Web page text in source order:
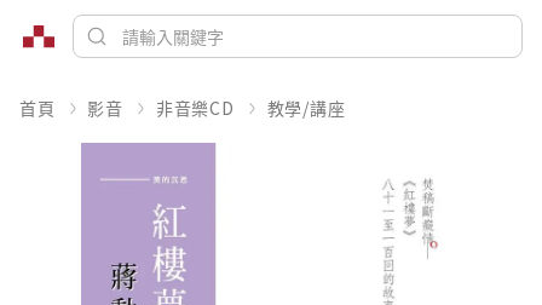
首頁 影音 非音樂CD 教學/講座